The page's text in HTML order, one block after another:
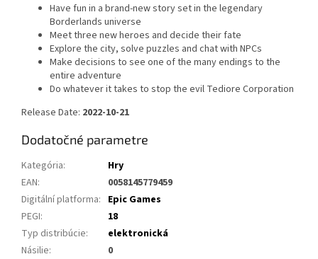
Have fun in a brand-new story set in the legendary
Borderlands universe
Meet three new heroes and decide their fate
Explore the city, solve puzzles and chat with NPCs
Make decisions to see one of the many endings to the
entire adventure
Do whatever it takes to stop the evil Tediore Corporation
Release Date: 2022-10-21
Dodatočné parametre
Kategória:
Hry
EAN:
0058145779459
Digitální platforma: Epic Games
PEGI:
18
Typ distribúcie:
elektronická
Násilie:
0